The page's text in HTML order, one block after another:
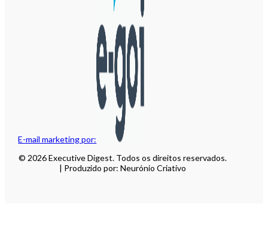
E-mail marketing por:
© 2026 Executive Digest. Todos os direitos reservados.
| Produzido por: Neurónio Criativo